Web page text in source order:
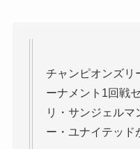
チャンピオンズリ
ーナメント1回戦
リ・サンジェルマ
ー・ユナイテッド